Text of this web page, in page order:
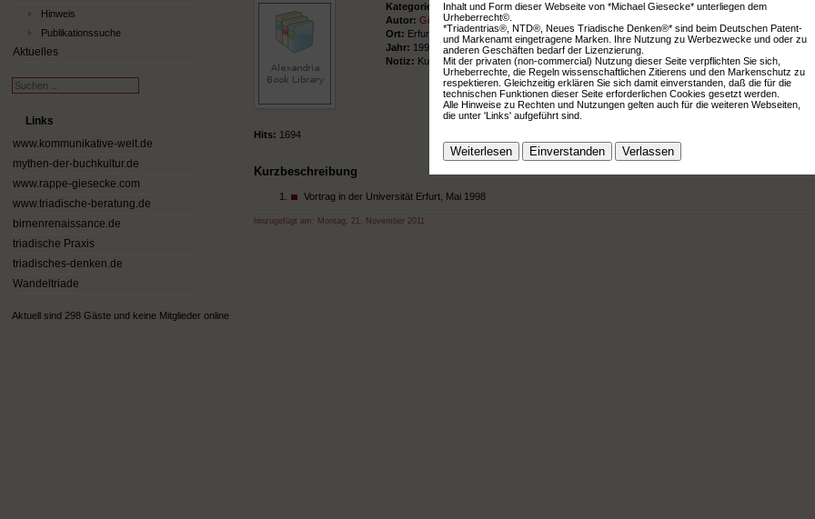
Hinweis
Publikationssuche
Aktuelles
Suchen
...
Links
www.kommunikative-welt.de
mythen-der-buchkultur.de
www.rappe-giesecke.com
www.triadische-beratung.de
birnenrenaissance.de
triadische Praxis
triadisches-denken.de
Wandeltriade
Aktuell sind 298 Gäste und keine Mitglieder online
Kategorie:
Vorträge
Autor:Giesecke, Michael
Ort: Erfurt
Jahr: 1998
Notiz: Kunst
Hits: 1694
Kurzbeschreibung
Vortrag in der Universität Erfurt, Mai 1998
hinzugefügt am: Montag, 21. November 2011
Inhalt und Form dieser Webseite von *Michael Giesecke* unterliegen dem
Urheberrecht©.
*Triadentrias®, NTD®, Neues Triadische Denken®* sind beim Deutschen Patent-
und Markenamt eingetragene Marken. Ihre Nutzung zu Werbezwecke und oder zu
anderen Geschäften bedarf der Lizenzierung.
Mit der privaten (non-commercial) Nutzung dieser Seite verpflichten Sie sich,
Urheberrechte, die Regeln wissenschaftlichen Zitierens und den Markenschutz zu
respektieren. Gleichzeitig erklären Sie sich damit einverstanden, daß die für die
technischen Funktionen dieser Seite erforderlichen Cookies gesetzt werden.
Alle Hinweise zu Rechten und Nutzungen gelten auch für die weiteren Webseiten,
die unter 'Links' aufgeführt sind.
Weiterlesen Einverstanden Verlassen